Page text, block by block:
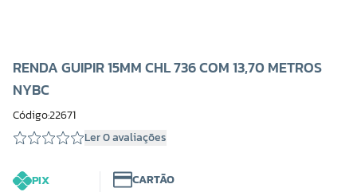
RENDA GUIPIR 15MM CHL 736 COM 13,70 METROS
NYBC
Código:22671
Ler 0 avaliações
PIX
CARTÃO